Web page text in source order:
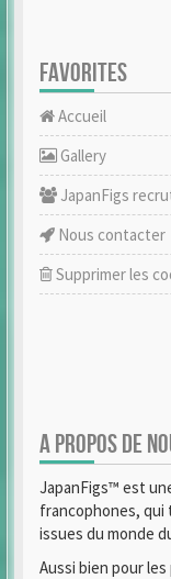
FAVORITES
Accueil
Gallery
JapanFigs
Nous contacter
Supprimer les
A PROPOS DE
JapanFigs™ est
francophones,
issues du monde
Aussi bien pour